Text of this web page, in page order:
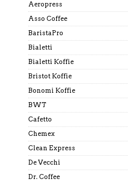
Aeropress
Asso Coffee
BaristaPro
Bialetti
Bialetti Koffie
Bristot Koffie
Bonomi Koffie
BWT
Cafetto
Chemex
Clean Express
De Vecchi
Dr. Coffee